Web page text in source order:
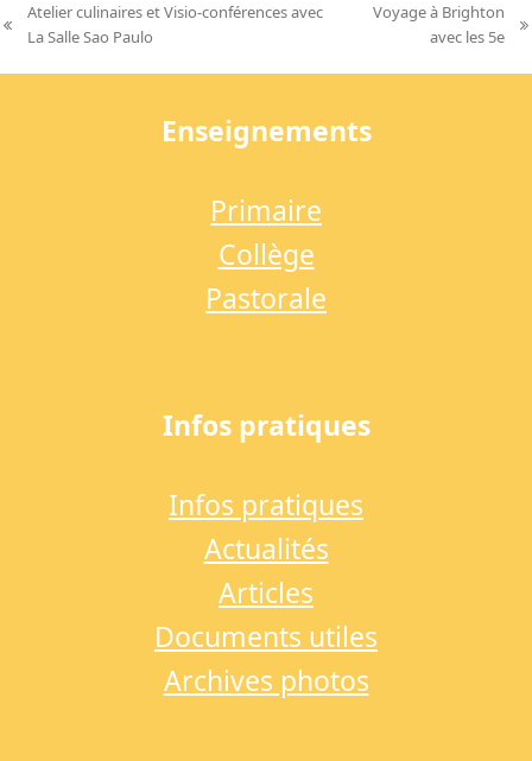
previous
Atelier culinaires et Visio-conférences avec
La Salle Sao Paulo
Voyage à Brighton
avec les 5e
Enseignements
Primaire
Collège
Pastorale
Infos pratiques
Infos pratiques
Actualités
Articles
Documents utiles
Archives photos